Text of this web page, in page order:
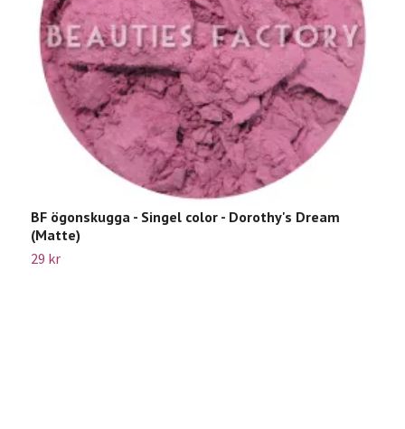
BF ögonskugga - Singel color - Dorothy's Dream
(Matte)
29 kr